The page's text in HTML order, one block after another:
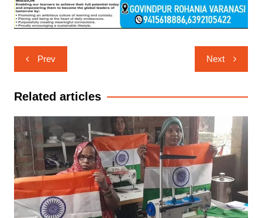
Post
navigation
Prev Next
Related articles